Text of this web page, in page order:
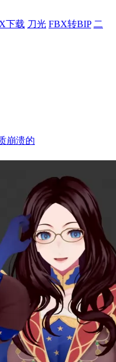
下载 刀光 FBX转BIP 二
崩溃的